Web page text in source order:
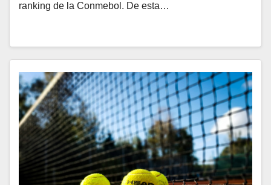
ranking de la Conmebol. De esta…